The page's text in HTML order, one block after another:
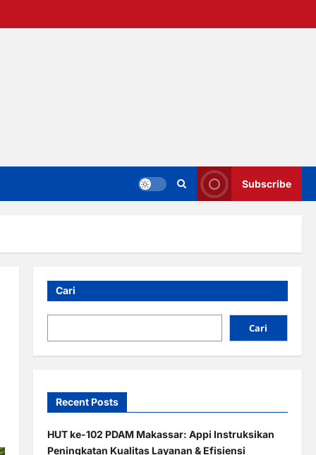
Subscribe
Cari
Cari
Recent Posts
HUT ke-102 PDAM Makassar: Appi Instruksikan
Peningkatan Kualitas Layanan & Efisiensi